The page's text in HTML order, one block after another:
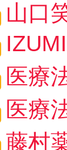
山口
医療
医療
藤村